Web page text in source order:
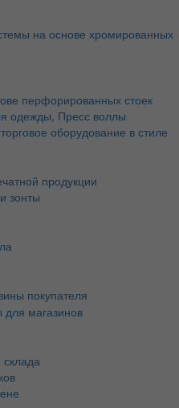
на основе хромированных
перфорированных стоек
одежды, Пресс воллы
оборудование в стиле
продукции
зонты
покупателя
магазинов